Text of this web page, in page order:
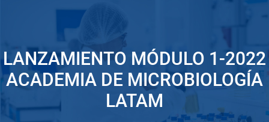
LANZAMIENTO MÓDULO 1-2022
ACADEMIA DE MICROBIOLOGÍA
LATAM